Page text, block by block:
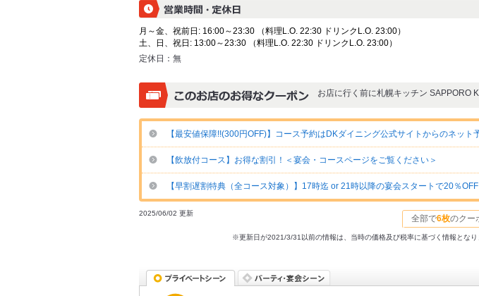
月～金、祝前日: 16:00～23:30 （料理L.O. 22:30 ドリンクL.O. 23:00）
土、日、祝日: 13:00～23:30 （料理L.O. 22:30 ドリンクL.O. 23:00）
定休日： 無
お店に行く前に札幌キッチン SAPPORO
【最安値保障!!(300円OFF)】コース予約はDKダイニング公式サイトからのネット
【飲放付コース】お得な割引！＜宴会・コースページをご覧ください＞
【早割遅割特典（全コース対象）】17時迄 or 21時以降の宴会スタートで20％OFF
全部で6枚のクー
2025/06/02 更新
※更新日が2021/3/31以前の情報は、当時の価格及び税率に基づく情報とな